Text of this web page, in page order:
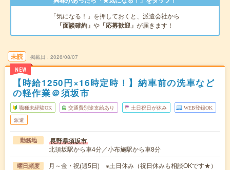
「気になる！」を押しておくと、派遣会社から
「面談確約」 や 「応募歓迎」 が届きます！
未読
NEW
掲載日 2026/08/07
【時給1250円×16時定時！】納車前の洗車など
の軽作業＠須坂市
職種未経験OK 交通費別途支給あり 土日祝日が休み WEB登録OK
派遣
勤務地 長野県須坂市
北須坂駅から車4分／小布施駅から車8分
曜日頻度 月～金・祝(週5日) ※土日休み（祝日休みも相談OKです★）